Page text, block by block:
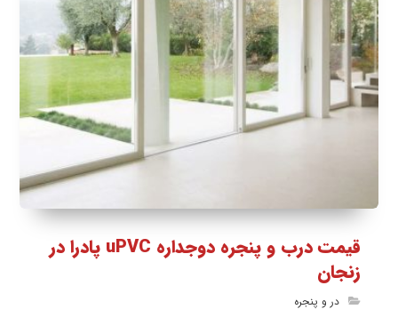
قیمت درب و پنجره دوجداره uPVC پادرا در
زنجان
در و پنجره